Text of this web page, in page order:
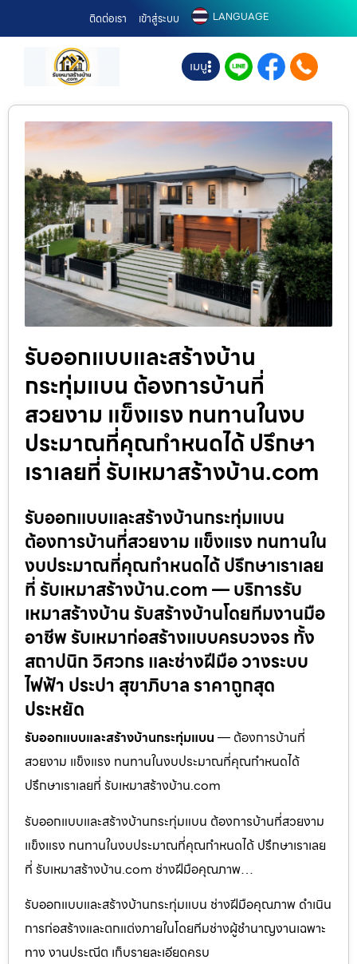
ติดต่อเรา เข้าสู่ระบบ LANGUAGE
เมนู
รับออกแบบและสร้างบ้าน
กระทุ่มแบน ต้องการบ้านที่
สวยงาม แข็งแรง ทนทานในงบ
ประมาณที่คุณกำหนดได้ ปรึกษา
เราเลยที่ รับเหมาสร้างบ้าน.com
รับออกแบบและสร้างบ้านกระทุ่มแบน
ต้องการบ้านที่สวยงาม แข็งแรง ทนทานใน
งบประมาณที่คุณกำหนดได้ ปรึกษาเราเลย
ที่ รับเหมาสร้างบ้าน.com — บริการรับ
เหมาสร้างบ้าน รับสร้างบ้านโดยทีมงานมือ
อาชีพ รับเหมาก่อสร้างแบบครบวงจร ทั้ง
สถาปนิก วิศวกร และช่างฝีมือ วางระบบ
ไฟฟ้า ประปา สุขาภิบาล ราคาถูกสุด
ประหยัด
รับออกแบบและสร้างบ้านกระทุ่มแบน — ต้องการบ้านที่
สวยงาม แข็งแรง ทนทานในงบประมาณที่คุณกำหนดได้
ปรึกษาเราเลยที่ รับเหมาสร้างบ้าน.com
รับออกแบบและสร้างบ้านกระทุ่มแบน ต้องการบ้านที่สวยงาม
แข็งแรง ทนทานในงบประมาณที่คุณกำหนดได้ ปรึกษาเราเลย
ที่ รับเหมาสร้างบ้าน.com ช่างฝีมือคุณภาพ…
รับออกแบบและสร้างบ้านกระทุ่มแบน ช่างฝีมือคุณภาพ ดำเนิน
การก่อสร้างและตกแต่งภายในโดยทีมช่างผู้ชำนาญงานเฉพาะ
ทาง งานประณีต เก็บรายละเอียดครบ